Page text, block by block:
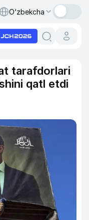
O‘zbekcha
tarafdorlari
qatl etdi